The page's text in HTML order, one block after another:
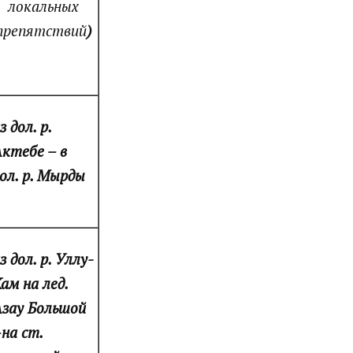
локальных
)
дол. р.
– в
р. Мырды
дол. р. Уллу-
на лед.
Большой
ст.